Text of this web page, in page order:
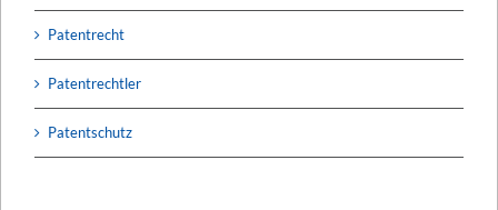
Patentrecht
Patentrechtler
Patentschutz